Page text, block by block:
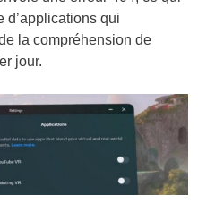
d’applications qui
la compréhension de
jour.